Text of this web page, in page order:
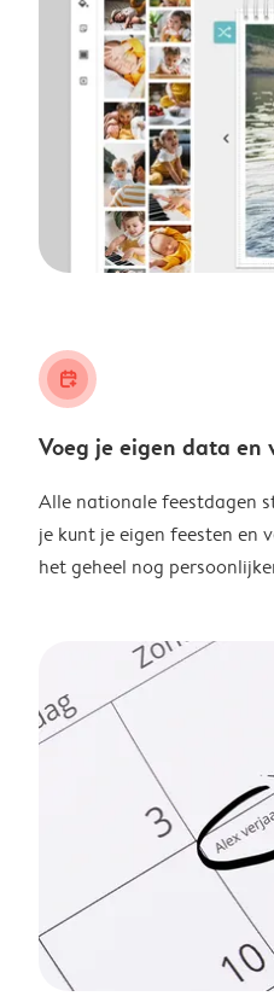
calendar_plus
Voeg je eigen data en
Alle nationale feestdagen
je kunt je eigen feesten en
het geheel nog